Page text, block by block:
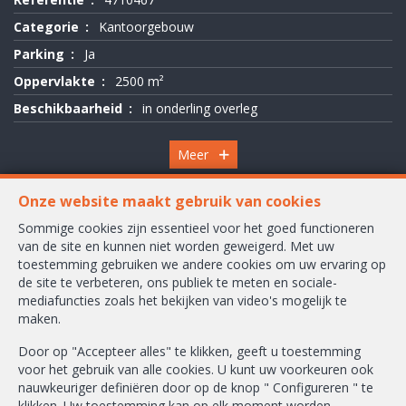
Categorie
Kantoorgebouw
Parking
Ja
Oppervlakte
2500 m²
Beschikbaarheid
in onderling overleg
Meer
Onze website maakt gebruik van cookies
Sommige cookies zijn essentieel voor het goed functioneren
van de site en kunnen niet worden geweigerd. Met uw
toestemming gebruiken we andere cookies om uw ervaring op
de site te verbeteren, ons publiek te meten en sociale-
mediafuncties zoals het bekijken van video's mogelijk te
maken.
Door op "Accepteer alles" te klikken, geeft u toestemming
voor het gebruik van alle cookies. U kunt uw voorkeuren ook
nauwkeuriger definiëren door op de knop " Configureren " te
Waversesteenweg 2245 A
1160 Oudergem
+32-2/658.24.52
info@ambbroker.be
BIV-erkende vastgoedmakelaar-bemiddelaar in België, BIV N° 503.610
Ondernemingsnummer : BTW BE-0465.304.644